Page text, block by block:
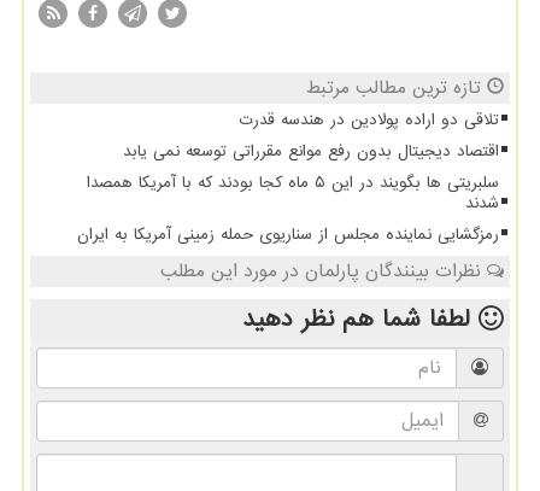
تازه ترین مطالب مرتبط
تلاقی دو اراده پولادین در هندسه قدرت
اقتصاد دیجیتال بدون رفع موانع مقرراتی توسعه نمی یابد
سلبریتی ها بگویند در این ۵ ماه کجا بودند که با آمریکا همصدا
شدند
رمزگشایی نماینده مجلس از سناریوی حمله زمینی آمریکا به ایران
نظرات بینندگان پارلمان در مورد این مطلب
لطفا شما همنظر دهید